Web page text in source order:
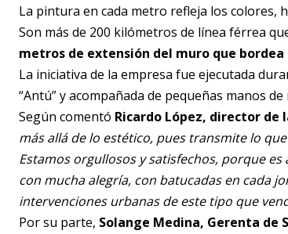
La pintura en cada metro refleja los colores,
Son más de 200 kilómetros de línea férrea
metros de extensión del muro que
La iniciativa de la empresa fue ejecutada
“Antú” y acompañada de pequeñas manos
Según comentó Ricardo López, director de
más allá de lo estético, pues transmite lo
Estamos orgullosos y satisfechos, porque
con mucha alegría, con batucadas en cada
intervenciones urbanas de este tipo que
Por su parte, Solange Medina, Gerenta de